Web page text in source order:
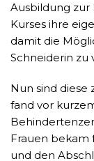
Ausbildung zur
Kurses ihre
damit die
Schneiderin zu
Nun sind diese
fand vor
Frauen bekam
und den